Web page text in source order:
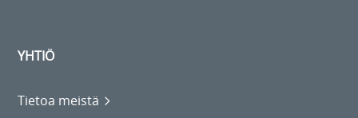
YHTIÖ
Tietoa meistä